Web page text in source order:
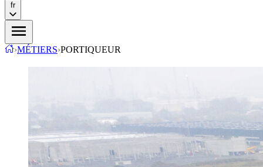
fr
›MÉTIERS›PORTIQUEUR